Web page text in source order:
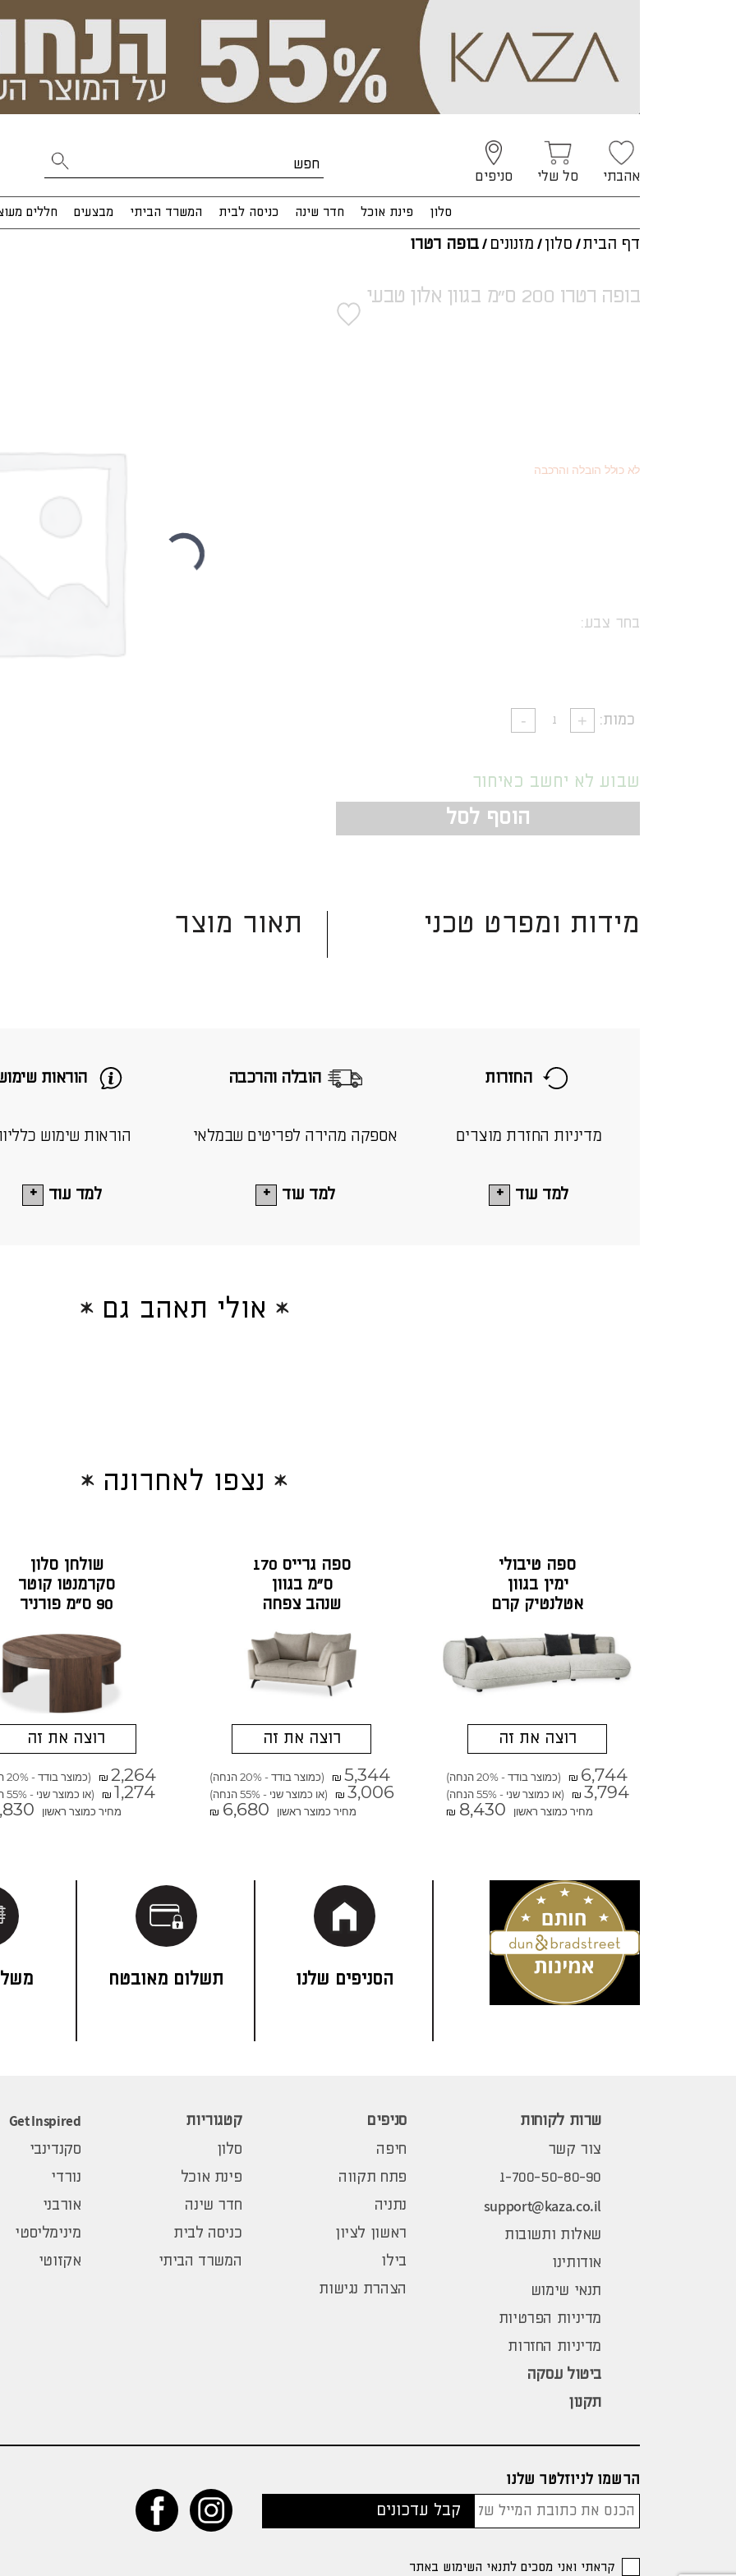
אהבתי סל שלי סניפים
סלון פינת אוכל חדר שינה כניסה לבית המשרד הביתי מבצעים חללים
דף הבית/ סלון / מזנונים /בופה רטרו
בופה רטרו 200 ס"מ בגוון אלון טבעי
לא כולל הובלה והרכבה
בחר צבע:
כמות:
שבוע לא יחשב כאיחור
הוסף לסל
תאור מוצר מידות ומפרט טכני
הוראות
הוראות שימוש
למד עוד
הובלה והרכבה
אספקה מהירה לפריטים שבמלאי
למד עוד
החזרות
מדיניות החזרת מוצרים
למד עוד
אולי תאהב גם
נצפו לאחרונה
ספה טיבולי
ימין בגוון
אטלנטיק קרם
רוצה את זה
₪ 6,744 (כמוצר בודד - 20% הנחה)
₪ 3,794
(או כמוצר שני - 55% הנחה)
מחיר כמוצר ראשון
₪ 8,430
ספה גרייס 170
ס"מ בגוון
שנהב צפחה
רוצה את זה
₪ 5,344 (כמוצר בודד - 20% הנחה)
₪ 3,006
(או כמוצר שני - 55% הנחה)
מחיר כמוצר ראשון
₪ 6,680
שולחן סלון
סקרמנטו קוטר
90 ס"מ פורניר
רוצה את זה
₪ 2,264 (כמוצר בודד - 20% הנחה)
₪ 1,274
(או כמוצר שני - 55% הנחה)
מחיר כמוצר ראשון
הסניפים שלנו תשלום מאובטח
שרות לקוחות
צור קשר
1-700-50-80-90
support@kaza.co.il
שאלות ותשובות
אודותינו
תנאי שימוש
מדיניות הפרטיות
מדיניות החזרות
ביטול עסקה
תקנון
סניפים
חיפה
פתח תקווה
נתניה
ראשון לציון
בילו
הצהרת נגישות
קטגוריות
סלון
פינת אוכל
חדר שינה
כניסה לבית
המשרד הביתי
Get Inspired
סקנדינבי
נורדי
אורבני
מינימליסטי
אקזוטי
הרשמו לניוזלטר שלנו
קראתי ואני מסכים לתנאי השימוש באתר